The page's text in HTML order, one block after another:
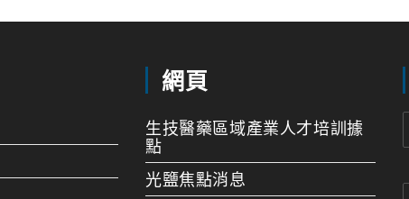
網頁
生技醫藥區域產業人才培訓據
點
光鹽焦點消息